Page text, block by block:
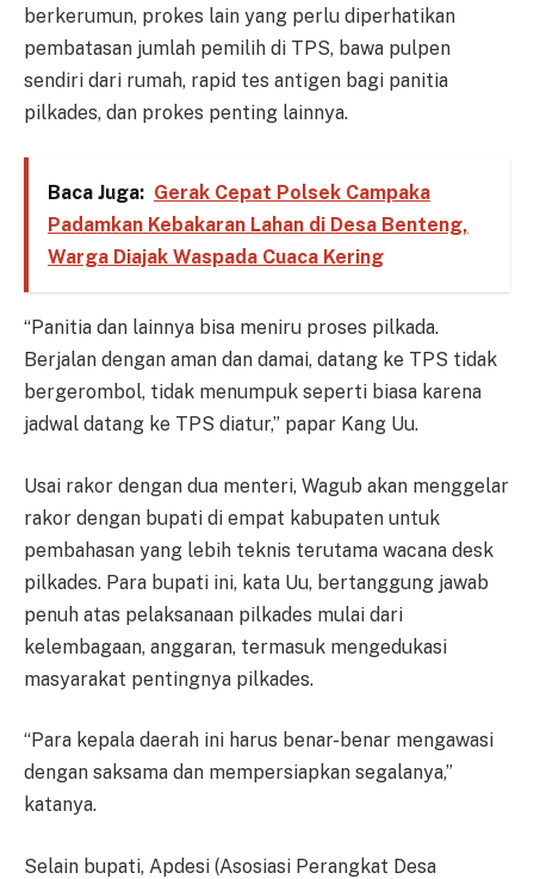
berkerumun, prokes lain yang perlu diperhatikan
pembatasan jumlah pemilih di TPS, bawa pulpen
sendiri dari rumah, rapid tes antigen bagi panitia
pilkades, dan prokes penting lainnya.
Baca Juga: Gerak Cepat Polsek Campaka
Padamkan Kebakaran Lahan di Desa Benteng,
Warga Diajak Waspada Cuaca Kering
“Panitia dan lainnya bisa meniru proses pilkada.
Berjalan dengan aman dan damai, datang ke TPS tidak
bergerombol, tidak menumpuk seperti biasa karena
jadwal datang ke TPS diatur,” papar Kang Uu.
Usai rakor dengan dua menteri, Wagub akan menggelar
rakor dengan bupati di empat kabupaten untuk
pembahasan yang lebih teknis terutama wacana desk
pilkades. Para bupati ini, kata Uu, bertanggung jawab
penuh atas pelaksanaan pilkades mulai dari
kelembagaan, anggaran, termasuk mengedukasi
masyarakat pentingnya pilkades.
“Para kepala daerah ini harus benar-benar mengawasi
dengan saksama dan mempersiapkan segalanya,”
katanya.
Selain bupati, Apdesi (Asosiasi Perangkat Desa